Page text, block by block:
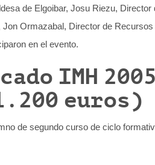
de Elgoibar, Josu Riezu,
Ormazabal, Director de
en el evento.
IMH
euros)
de segundo curso de ciclo